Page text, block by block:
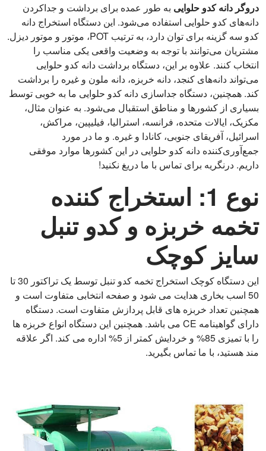
دروگر دانه کدو حلوایی به طور عمده برای برداشت و جداکردن
دانه‌های کدو حلوایی استفاده می‌شود. این دستگاه استخراج دانه
کدو سه گزینه برای توان دارد، به ترتیب POT، موتور و موتور دیزل.
مشتریان می‌توانند با توجه به وضعیت واقعی یکی مناسب را
انتخاب کنند. علاوه بر این، دستگاه برداشت دانه کدو حلوایی
می‌تواند دانه‌های کنجد، دانه خربزه، دانه ملون و غیره را برداشت
کند. همچنین، دستگاه جداسازی دانه کدو حلوایی ما به خوبی توسط
بسیاری از کشورها و مناطق استقبال می‌شود. به عنوان مثال،
مکزیک، ایالات متحده، فرانسه، استرالیا، فیلیپین، مراکش،
اسرائیل، آفریقای جنوبی، کانادا و غیره. و ما در مورد
جمع‌آوری‌کننده دانه کدو حلوایی در این کشورها موارد موفقی
داریم. درنگریه برای تماس با ما دریغ نکنید!
نوع 1: استخراج کننده
تخمه خربزه و کدو تنبل
سایز کوچک
این دستگاه کوچک استخراج تخمه کدو تنبل توسط یک تراکتور 30 ​​تا
50 اسب بخاری هدایت می شود و صفحه انتخابی متفاوت است و
همچنین تعداد خربزه های قابل پردازش متفاوت است. دستگاه
دارای گواهینامه CE می باشد. همچنین این دستگاه انواع خربزه ها
را با تمیزی 85% و خردایش کمتر از 5% اداره می کند. اگر علاقه
مند هستید، با ما تماس بگیرید.